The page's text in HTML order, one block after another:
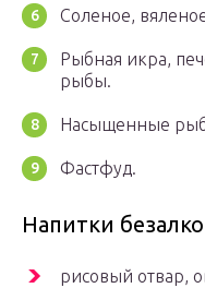
Соленое,
Рыбная икра,
рыбы.
Насыщенные
Фастфуд.
Напитки
рисовый отвар,